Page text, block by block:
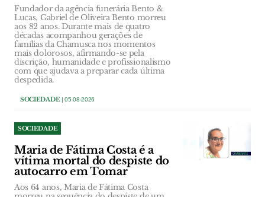
Fundador da agência funerária Bento &
Lucas, Gabriel de Oliveira Bento morreu
aos 82 anos. Durante mais de quatro
décadas acompanhou gerações de
famílias da Chamusca nos momentos
mais dolorosos, afirmando-se pela
discrição, humanidade e profissionalismo
com que ajudava a preparar cada última
despedida.
SOCIEDADE| 05-08-2026
SOCIEDADE
Maria de Fátima Costa é a
vítima mortal do despiste do
autocarro em Tomar
Aos 64 anos, Maria de Fátima Costa